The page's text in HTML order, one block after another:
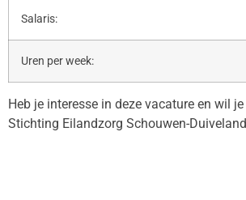
Salaris:
Uren per week:
Heb je interesse in deze vacature en wil
Stichting Eilandzorg Schouwen-